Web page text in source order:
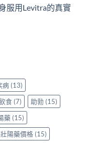
服用Levitra的真實
病 (13)
食 (7) 助勃 (15)
藥 (15)
壯陽藥價格 (15)